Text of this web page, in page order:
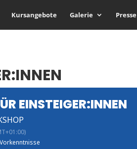
Kursangebote Galerie Presse
EINSTEIGER:INNEN